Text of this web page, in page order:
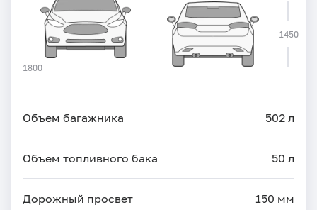
1800
1450
Объем багажника 502 л
Объем топливного бака 50 л
Дорожный просвет 150 мм